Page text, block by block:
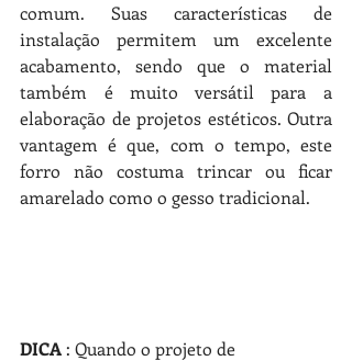
comum. Suas características de
instalação permitem um excelente
acabamento, sendo que o material
também é muito versátil para a
elaboração de projetos estéticos. Outra
vantagem é que, com o tempo, este
forro não costuma trincar ou ficar
amarelado como o gesso tradicional.
DICA : Quando o projeto de